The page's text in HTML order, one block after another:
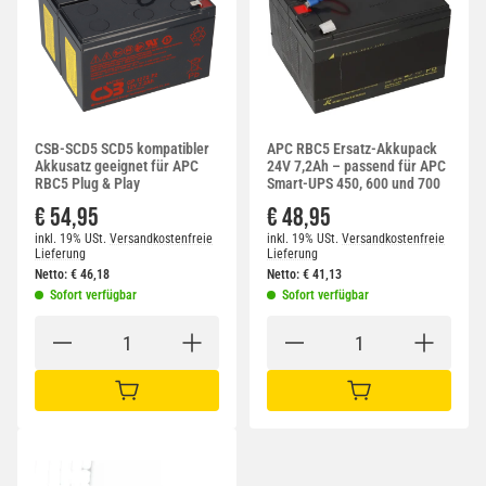
CSB-SCD5 SCD5 kompatibler
Akkusatz geeignet für APC
RBC5 Plug & Play
€ 54,95
inkl. 19% USt. Versandkostenfreie
Lieferung
Netto: € 46,18
Sofort verfügbar
IN DEN WARENKORB
APC RBC5 Ersatz-Akkupack
24V 7,2Ah – passend für APC
Smart-UPS 450, 600 und 700
€ 48,95
inkl. 19% USt. Versandkostenfreie
Lieferung
Netto: € 41,13
Sofort verfügbar
IN DEN WARENKORB